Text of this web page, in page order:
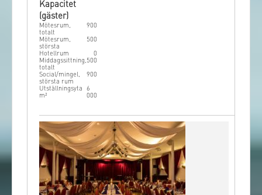
Kapacitet
(gäster)
Mötesrum,
totalt
900
Mötesrum,
största
500
Hotellrum
0
Middagssittning,
totalt
500
Social/mingel,
största rum
900
Utställningsyta
m²
6
000